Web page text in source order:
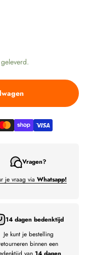
Vragen?
je vraag via Whatsapp!
14 dagen bedenktijd
Je kunt je bestelling
binnen een